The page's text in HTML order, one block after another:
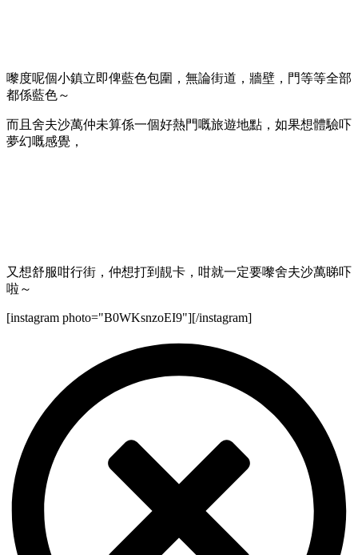
嚟度呢個小鎮立即俾藍色包圍，無論街道，牆壁，門等等全部
都係藍色～
而且舍夫沙萬仲未算係一個好熱門嘅旅遊地點，如果想體驗吓
夢幻嘅感覺，
又想舒服咁行街，仲想打到靚卡，咁就一定要嚟舍夫沙萬睇吓
啦～
[instagram photo="B0WKsnzoEI9"][/instagram]